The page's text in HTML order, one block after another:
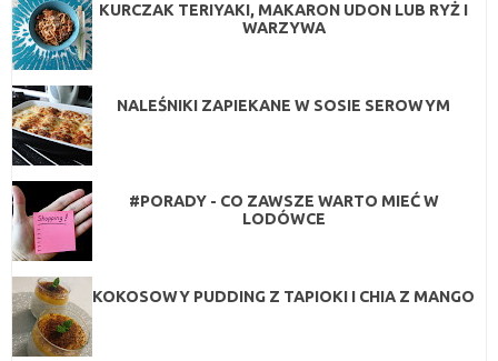
KURCZAK TERIYAKI, MAKARON UDON LUB RYŻ I
WARZYWA
NALEŚNIKI ZAPIEKANE W SOSIE SEROWYM
#PORADY - CO ZAWSZE WARTO MIEĆ W
LODÓWCE
KOKOSOWY PUDDING Z TAPIOKI I CHIA Z MANGO